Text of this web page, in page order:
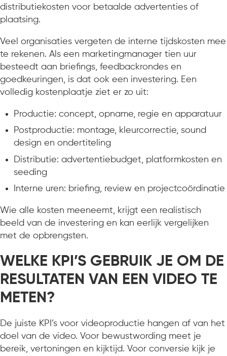
distributiekosten voor betaalde advertenties of
plaatsing.
Veel organisaties vergeten de interne tijdskosten mee
te rekenen. Als een marketingmanager tien uur
besteedt aan briefings, feedbackrondes en
goedkeuringen, is dat ook een investering. Een
volledig kostenplaatje ziet er zo uit:
Productie: concept, opname, regie en apparatuur
Postproductie: montage, kleurcorrectie, sound
design en ondertiteling
Distributie: advertentiebudget, platformkosten en
seeding
Interne uren: briefing, review en projectcoördinatie
Wie alle kosten meeneemt, krijgt een realistisch
beeld van de investering en kan eerlijk vergelijken
met de opbrengsten.
WELKE KPI’S GEBRUIK JE OM DE
RESULTATEN VAN EEN VIDEO TE
METEN?
De juiste KPI’s voor videoproductie hangen af van het
doel van de video. Voor bewustwording meet je
bereik, vertoningen en kijktijd. Voor conversie kijk je